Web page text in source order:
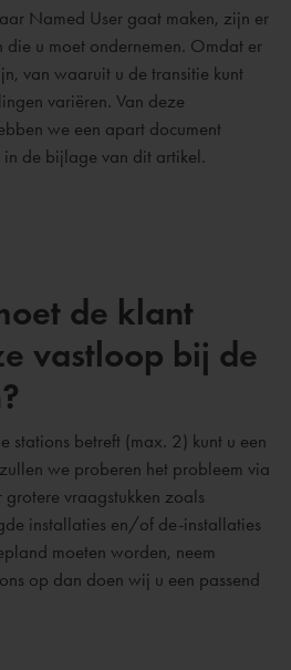
Named User gaat maken, zijn er
die u moet ondernemen. Omdat er
van waaruit u de transitie kunt
variëren. Van deze
we een apart document
de bijlage van dit artikel.
de klant
vastloop bij de
stations betreft (max. 2) kunt u een
we proberen het probleem via
vraagstukken zoals
installaties en/of de-installaties
moeten worden, neem
op dan doen wij u een passend